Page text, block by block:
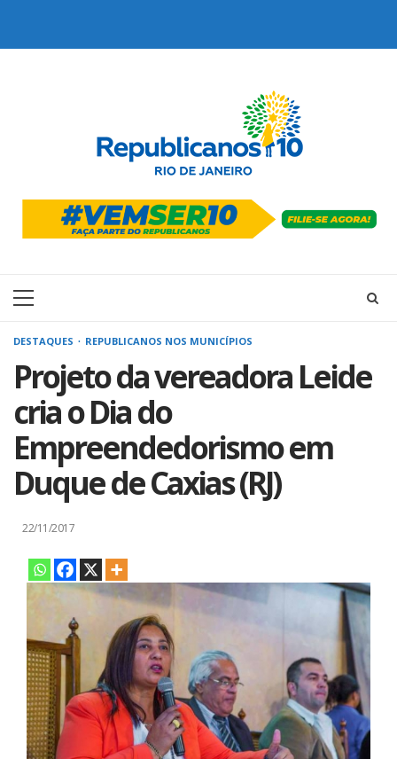
Primary
DESTAQUES REPUBLICANOS NOS MUNICÍPIOS
Projeto da vereadora Leide
cria o Dia do
Empreendedorismo em
Duque de Caxias (RJ)
22/11/2017